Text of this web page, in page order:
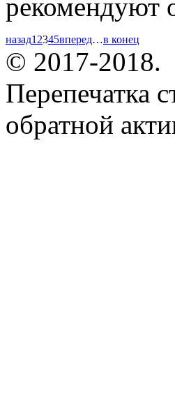
рекомендуют
назад1 2345вперед…в конец
© 2017-2018.
Перепечатка
обратной